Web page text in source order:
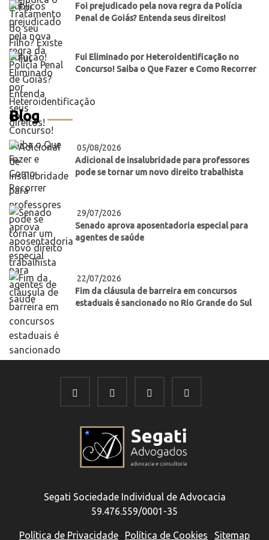
Foi prejudicado pela nova regra da Polícia
Penal de Goiás? Entenda seus direitos!
Fui Eliminado por Heteroidentificação no
Concurso! Saiba o Que Fazer e Como Recorrer
Blog
05/08/2026
Adicional de insalubridade para professores
pode se tornar um novo direito trabalhista
29/07/2026
Senado aprova aposentadoria especial para
agentes de saúde
22/07/2026
Fim da cláusula de barreira em concursos
estaduais é sancionado no Rio Grande do Sul
Segati Sociedade Individual de Advocacia
59.476.559/0001-35
Política de Privacidade Política de Cookies Sitemap